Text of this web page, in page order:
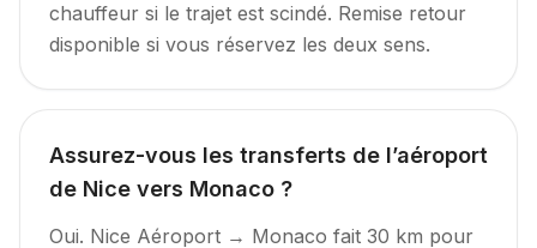
chauffeur si le trajet est scindé. Remise retour
disponible si vous réservez les deux sens.
Assurez-vous les transferts de l’aéroport
de Nice vers Monaco ?
Oui. Nice Aéroport → Monaco fait 30 km pour